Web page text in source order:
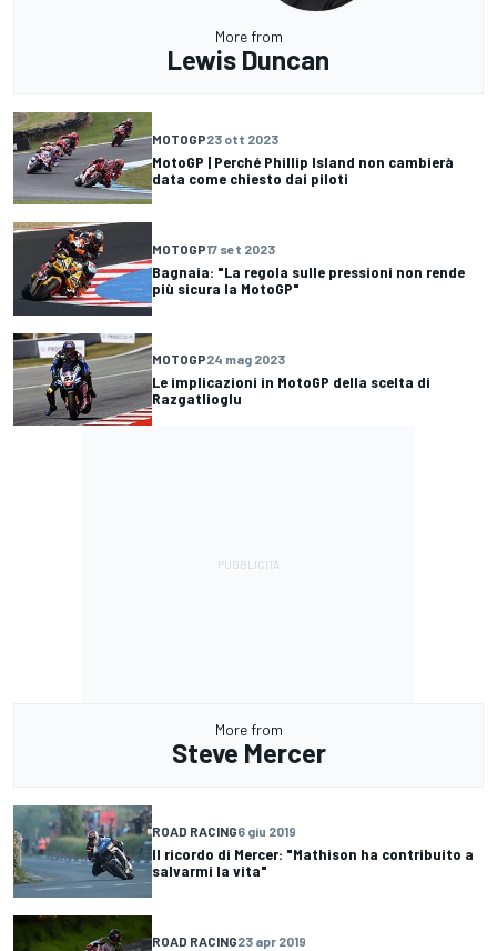
More from
Lewis Duncan
MOTOGP23 ott 2023
MotoGP | Perché Phillip Island non cambierà
data come chiesto dai piloti
MOTOGP17 set 2023
Bagnaia: "La regola sulle pressioni non rende
più sicura la MotoGP"
MOTOGP24 mag 2023
Le implicazioni in MotoGP della scelta di
Razgatlioglu
More from
Steve Mercer
ROAD RACING6 giu 2019
Il ricordo di Mercer: "Mathison ha contribuito a
salvarmi la vita"
ROAD RACING23 apr 2019